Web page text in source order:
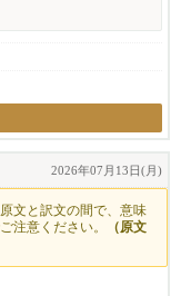
2026年07月13日(月)
文と訳文の間で、意味
注意ください。
（原文